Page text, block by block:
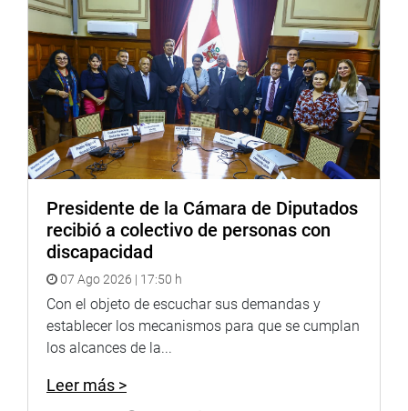
CR,que propone una ley que modifique el artículo 3 del
Decreto Legislativo 1284, decreto legislativo que crea el
Fondo de Inversión Agua Segura (FIAS).
OFICINA DE COMUNICACIONES E IMAGEN
INSTITUCIONAL
Presidente de la Cámara de Diputados
recibió a colectivo de personas con
discapacidad
07 Ago 2026 | 17:50 h
Con el objeto de escuchar sus demandas y
establecer los mecanismos para que se cumplan
los alcances de la...
Leer más >